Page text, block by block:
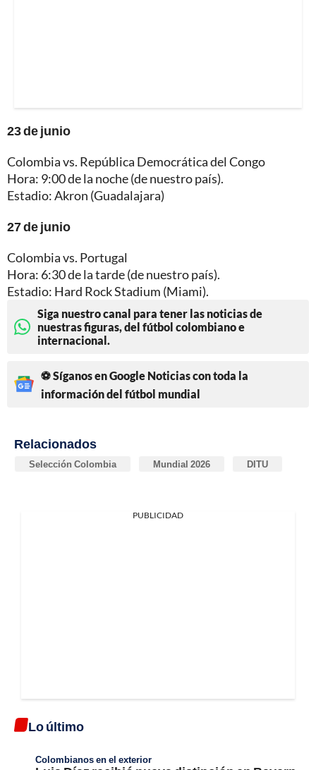
23 de junio
Colombia vs. República Democrática del Congo
Hora: 9:00 de la noche (de nuestro país).
Estadio: Akron (Guadalajara)
27 de junio
Colombia vs. Portugal
Hora: 6:30 de la tarde (de nuestro país).
Estadio: Hard Rock Stadium (Miami).
Siga nuestro canal para tener las noticias de
nuestras figuras, del fútbol colombiano e
internacional.
⚽ Síganos en Google Noticias con toda la
información del fútbol mundial
Relacionados
Selección Colombia Mundial 2026 DITU
PUBLICIDAD
Lo último
Colombianos en el exterior